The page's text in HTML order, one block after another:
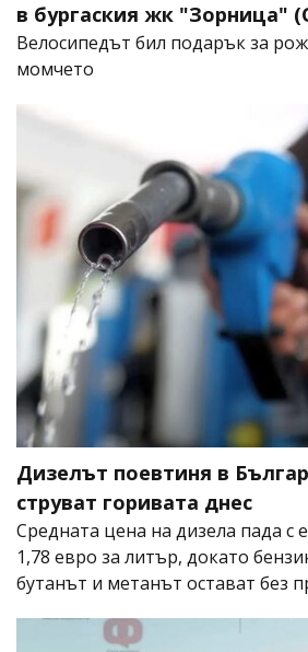
в бургаския жк "Зорница"
Велосипедът бил подарък за
момчето
Дизелът поевтиня в
струват горивата днес
Средната цена на дизела пада с
1,78 евро за литър, докато
бутанът и метанът остават без